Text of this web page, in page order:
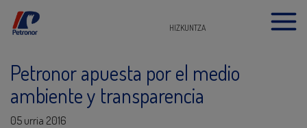
HIZKUNTZA
Petronor apuesta por el medio
ambiente y transparencia
05 urria 2016